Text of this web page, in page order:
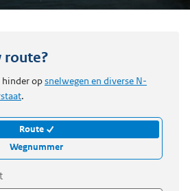
route?
hinder opsnelwegen en diverse N-
.
Route
Wegnummer